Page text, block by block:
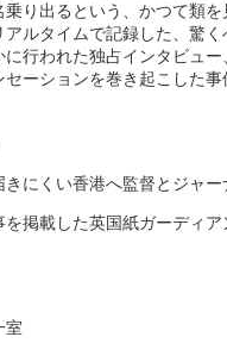
乗り出るという、かつて類を
ルタイムで記録した、驚
に行われた独占インタビュ
ーションを巻き起こした
にくい香港へ監督とジャ
を掲載した英国紙ガーディ
室